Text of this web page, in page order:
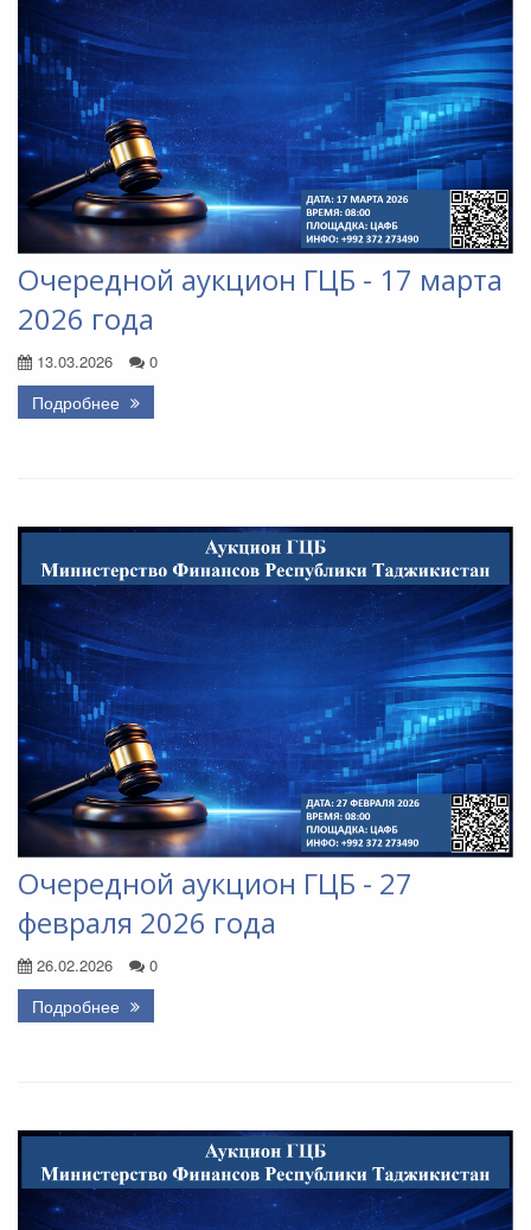
Очередной аукцион ГЦБ - 17 марта
2026 года
13.03.2026 0
Подробнее
Очередной аукцион ГЦБ - 27
февраля 2026 года
26.02.2026 0
Подробнее